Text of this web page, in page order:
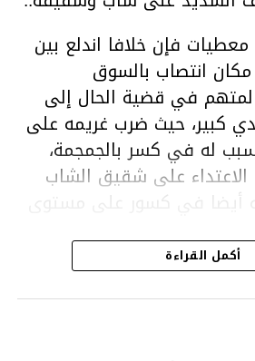
فإن خلافا اندلع بين
انتصاب بالسوق
في قضية الحال إلى
كبير، حيث ضرب غريمه على
له في كسر بالجمجمة،
على شقيق الشاب
أيضا في كسور على مستوى
مركز الأمن الوطني بحي
من محاصرة المشتبه به
على التحقيق في خصوص
أكمل القراءة